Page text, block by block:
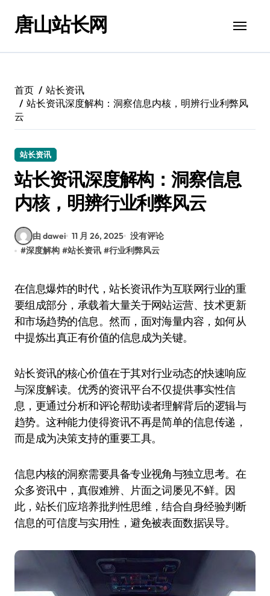
唐山站长网
首页
站长资讯
站长资讯深度解构：洞察信息内核，明辨行业利弊风
云
站长资讯
站长资讯深度解构：洞察信息
内核，明辨行业利弊风云
由 dawei 11 月 26, 2025 没有评论
#深度解构 #站长资讯 #行业利弊风云
在信息爆炸的时代，站长资讯作为互联网行业的重
要组成部分，承载着大量关于网站运营、技术更新
和市场趋势的信息。然而，面对海量内容，如何从
中提炼出真正有价值的信息成为关键。
站长资讯的核心价值在于其对行业动态的快速响应
与深度解读。优秀的资讯平台不仅提供事实性信
息，更通过分析和评论帮助读者理解背后的逻辑与
趋势。这种能力使得资讯不再是简单的信息传递，
而是成为决策支持的重要工具。
信息内核的洞察需要具备专业视角与独立思考。在
众多资讯中，真假难辨、片面之词屡见不鲜。因
此，站长们应培养批判性思维，结合自身经验判断
信息的可信度与实用性，避免被表面数据误导。